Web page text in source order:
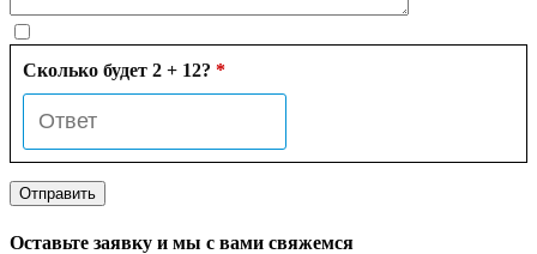
Сколько будет 2 + 12? *
Оставьте заявку и мы с вами свяжемся